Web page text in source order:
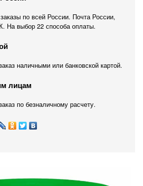
по всей России. Почта России,
На выбор 22 способа оплаты.
наличными или банковской картой.
лицам
по безналичному расчету.